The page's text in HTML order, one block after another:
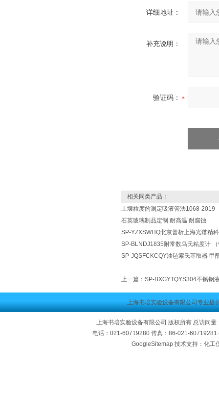
详细地址：
补充说明：
验证码：
相关同类产品：
土壤粒度的测定吸液管法1068-2019
石英玻璃制品定制 耐高温 耐腐蚀
SP-YZXSWHQ北京普析上海光谱精
SP-BLNDJ1835附常数乌氏粘度计
SP-JQSFCKCQY油毡索氏萃取器 甲
上一篇： SP-BXGYTQYS304不锈钢
上海书培实验设备有限公司专业提
上海书培实验设备有限公司 版权所有 总访问量
电话：021-60719280 传真：86-021-
GoogleSitemap技术支持：化工